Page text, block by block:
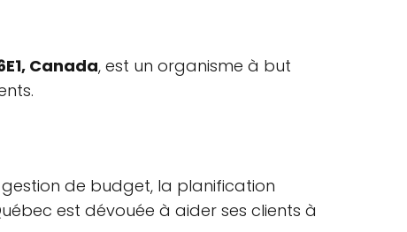
Canada, est un organisme à but
gestion de budget, la planification
est dévouée à aider ses clients à